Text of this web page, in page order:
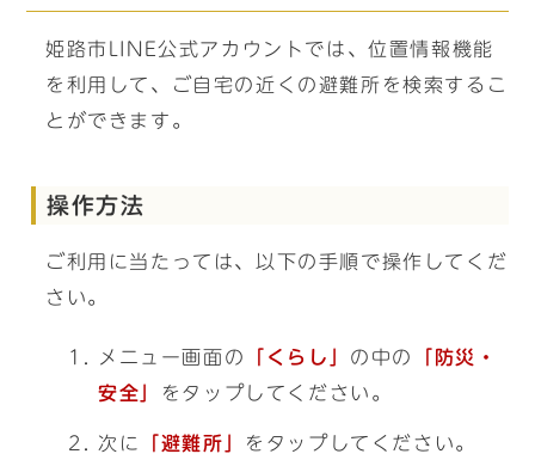
姫路市LINE公式アカウントでは、位置情報機能
を利用して、ご自宅の近くの避難所を検索するこ
とができます。
操作方法
ご利用に当たっては、以下の手順で操作してくだ
さい。
メニュー画面の 「くらし」 の中の
「防災・
安全」
をタップしてください。
次に 「避難所」 をタップしてください。